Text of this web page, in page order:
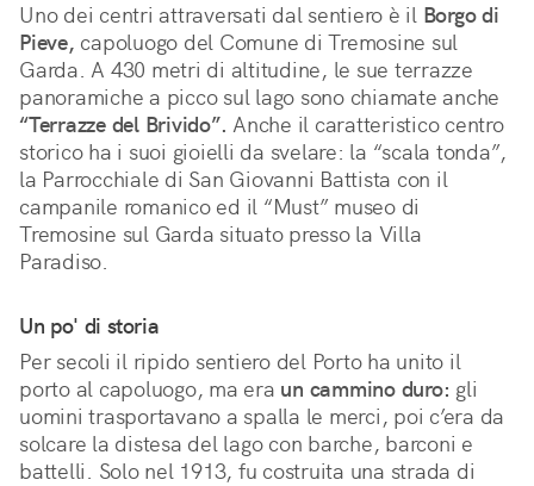
Uno dei centri attraversati dal sentiero è il Borgo di
Pieve, capoluogo del Comune di Tremosine sul
Garda. A 430 metri di altitudine, le sue terrazze
panoramiche a picco sul lago sono chiamate anche
“Terrazze del Brivido”. Anche il caratteristico centro
storico ha i suoi gioielli da svelare: la “scala tonda”,
la Parrocchiale di San Giovanni Battista con il
campanile romanico ed il “Must” museo di
Tremosine sul Garda situato presso la Villa
Paradiso.
Un po' di storia
Per secoli il ripido sentiero del Porto ha unito il
porto al capoluogo, ma era un cammino duro: gli
uomini trasportavano a spalla le merci, poi c’era da
solcare la distesa del lago con barche, barconi e
battelli. Solo nel 1913, fu costruita una strada di